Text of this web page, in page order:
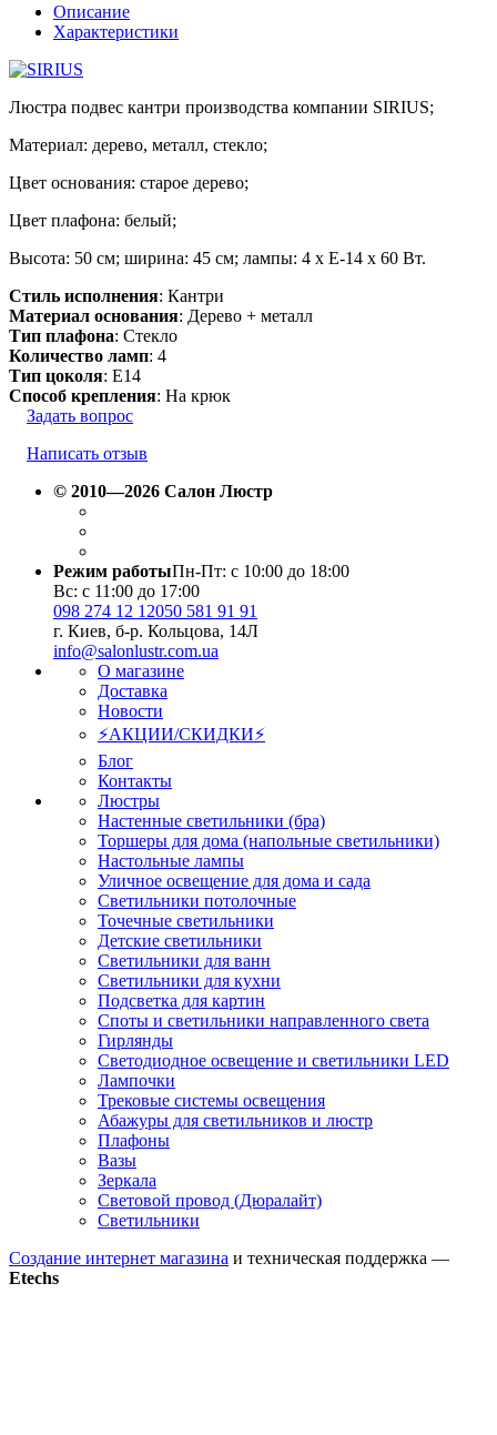
Описание
Характеристики
Люстра подвес кантри производства компании SIRIUS;
Материал: дерево, металл, стекло;
Цвет основания: старое дерево;
Цвет плафона: белый;
Высота: 50 см; ширина: 45 см; лампы: 4 х Е-14 х 60 Вт.
Стиль исполнения: Кантри
Материал основания: Дерево + металл
Тип плафона: Стекло
Количество ламп: 4
Тип цоколя: E14
Способ крепления: На крюк
Задать вопрос
Написать отзыв
© 2010—2026 Салон Люстр
Режим работыПн-Пт: с 10:00 до 18:00
Вс: с 11:00 до 17:00
098 274 12 12050 581 91 91
г. Киев, б-р. Кольцова, 14Л
info@salonlustr.com.ua
О магазине
Доставка
Новости
⚡АКЦИИ/СКИДКИ⚡
Блог
Контакты
Люстры
Настенные светильники (бра)
Торшеры для дома (напольные светильники)
Настольные лампы
Уличное освещение для дома и сада
Светильники потолочные
Точечные светильники
Детские светильники
Светильники для ванн
Светильники для кухни
Подсветка для картин
Споты и светильники направленного света
Гирлянды
Светодиодное освещение и светильники LED
Лампочки
Трековые системы освещения
Абажуры для светильников и люстр
Плафоны
Вазы
Зеркала
Световой провод (Дюралайт)
Светильники
Создание интернет магазина и техническая поддержка —
Etechs